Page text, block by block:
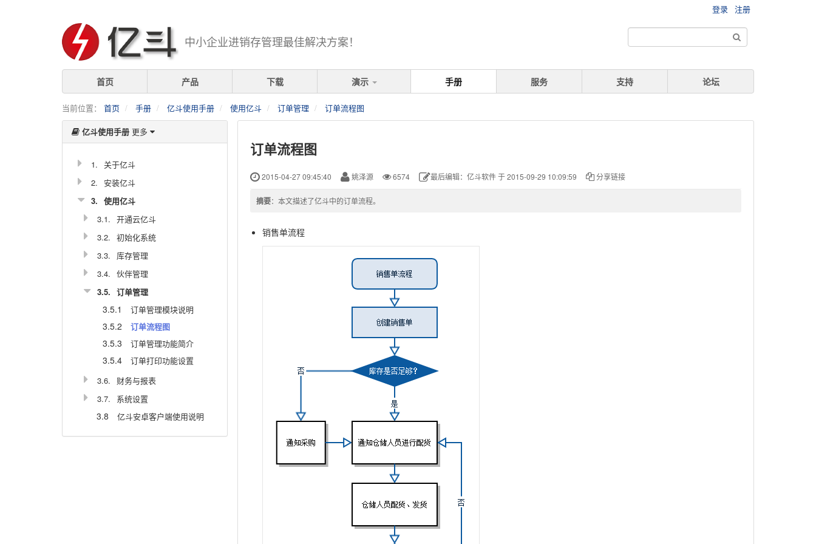
登录 注册
中小企业进销存管理最佳解决方案！
首页 产品 下载 演示 手册 服务 支持 论坛
当前位置： 首页 手册 亿斗使用手册 使用亿斗 订单管理 订单流程图
亿斗使用手册 更多
1. 关于亿斗
2.
安装亿斗
3. 使用亿斗
3.1. 开通云亿斗
3.2. 初始化系统
3.3.
库存管理
3.4. 伙伴管理
3.5. 订单管理
3.5.1 订单管理模块说明
3.5.2 订单流程图
3.5.3 订单管理功能简介
3.5.4
订单打印功能设置
3.6.
财务与报表
3.7.
系统设置
3.8 亿斗安卓客户端使用说明
订单流程图
2015-04-27 09:45:40 姚泽源 6574 最后编辑：亿斗软件 于 2015-09-29 10:09:59 分享链接
摘要：本文描述了亿斗中的订单流程。
销售单流程